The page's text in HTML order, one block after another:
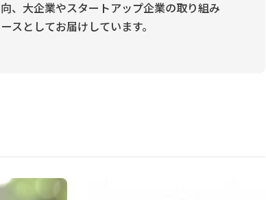
、大企業やスタートアップ企業の取り組み
スとしてお届けしています。